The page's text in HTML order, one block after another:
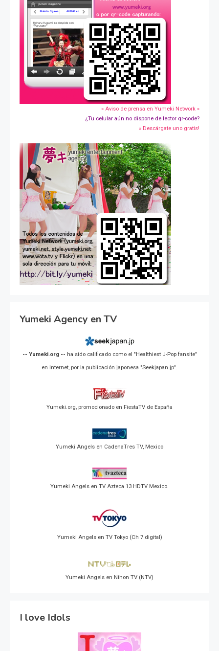
» Aviso de prensa en Yumeki Network »
¿Tu celular aún no dispone de lector qr-code?
» Descárgate uno gratis!
Yumeki Agency en TV
-- Yumeki.org -- ha sido calificado como el "Healthiest J-Pop fansite"
en Internet, por la publicación japonesa "Seekjapan.jp".
Yumeki.org, promocionado en FiestaTV de España
Yumeki Angels en CadenaTres TV, Mexico
Yumeki Angels en TV Azteca 13 HDTV Mexico.
Yumeki Angels en TV Tokyo (Ch 7 digital)
Yumeki Angels en Nihon TV (NTV)
I love Idols